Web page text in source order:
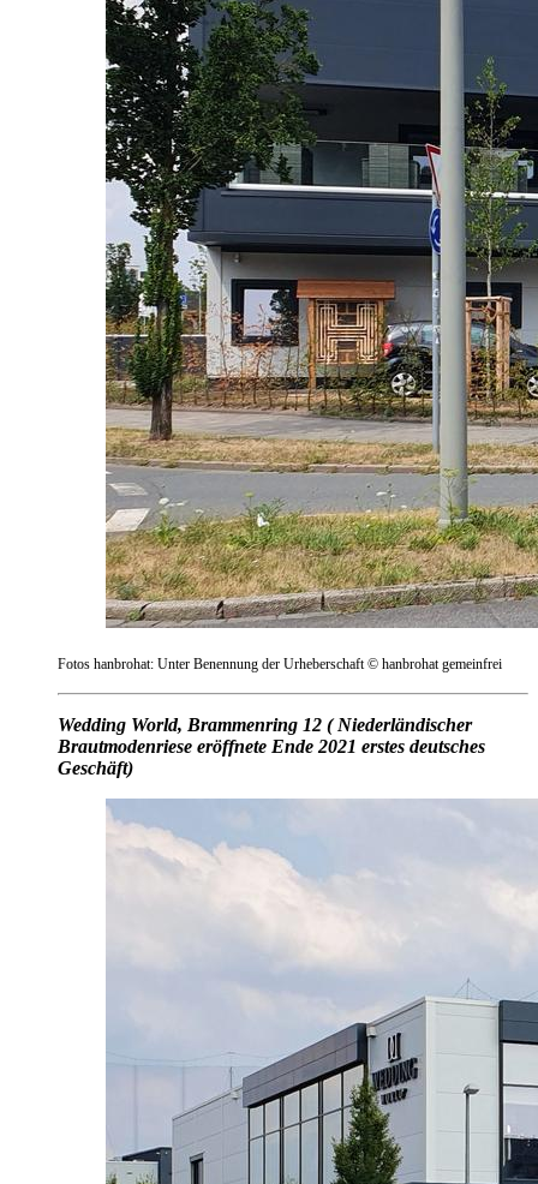
Fotos hanbrohat: Unter Benennung der Urheberschaft © hanbrohat gemeinfrei
Wedding World, Brammenring 12 ( Niederländischer
Brautmodenriese eröffnete Ende 2021 erstes deutsches
Geschäft)